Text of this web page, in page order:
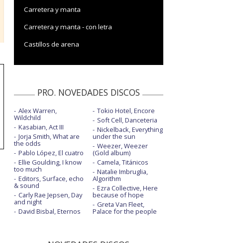
Carretera y manta
Carretera y manta - con letra
Castillos de arena
Soy capaz - ¡Feliz 2022!
Soy capaz - con letra
Viaje a ningún lado - con Carín León
PRO. NOVEDADES DISCOS
Alex Warren,
Wildchild
Kasabian, Act III
Jorja Smith, What are
the odds
Pablo López, El cuatro
Ellie Goulding, I know
too much
Editors, Surface, echo
& sound
Carly Rae Jepsen, Day
and night
David Bisbal, Eternos
Tokio Hotel, Encore
Soft Cell, Danceteria
Nickelback, Everything
under the sun
Weezer, Weezer
(Gold album)
Camela, Titánicos
Natalie Imbruglia,
Algorithm
Ezra Collective, Here
because of hope
Greta Van Fleet,
Palace for the people